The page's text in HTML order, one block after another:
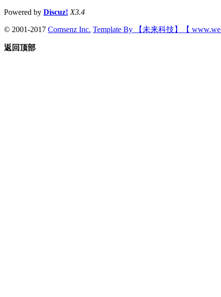
Powered by Discuz! X3.4
© 2001-2017 Comsenz Inc. Template By 【未来科技】【
返回顶部